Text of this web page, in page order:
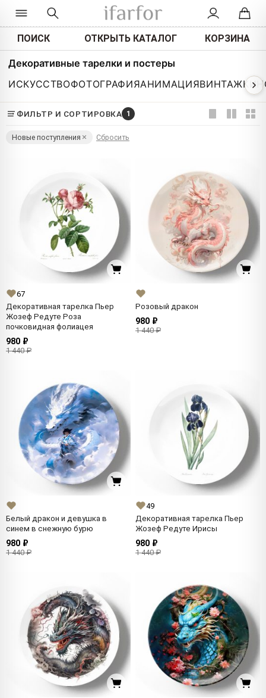
ПОИСК ОТКРЫТЬ КАТАЛОГ КОРЗИНА
Декоративные тарелки и постеры
ИСКУССТВОФОТОГРАФИЯАНИМАЦИЯВИНТАЖ
ФИЛЬТР И СОРТИРОВКА 1
Новые поступления Сбросить
67
Декоративная тарелка Пьер
Жозеф Редуте Роза
почковидная фолиацея
980 ₽
1 440 ₽
Розовый дракон
980 ₽
1 440 ₽
Белый дракон и девушка в
синем в снежную бурю
980 ₽
1 440 ₽
49
Декоративная тарелка Пьер
Жозеф Редуте Ирисы
980 ₽
1 440 ₽